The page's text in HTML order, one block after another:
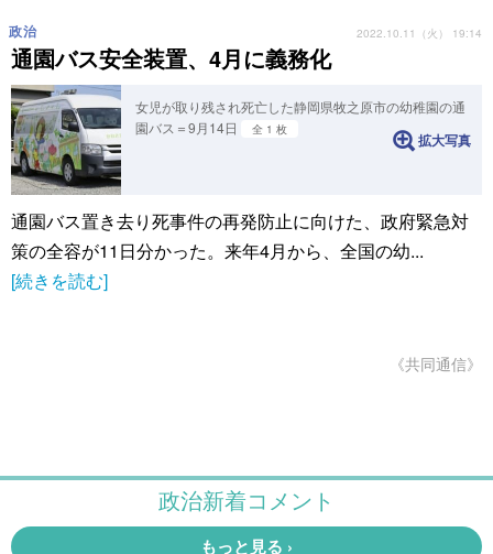
通園バス安全装置、4月に義務化
政治 2022.10.11（火） 19:14
女児が取り残され死亡した静岡県牧之原市の幼稚園の通
園バス＝9月14日
全 1 枚
拡大写真
通園バス置き去り死事件の再発防止に向けた、政府緊急対
策の全容が11日分かった。来年4月から、全国の幼...
[続きを読む]
《共同通信》